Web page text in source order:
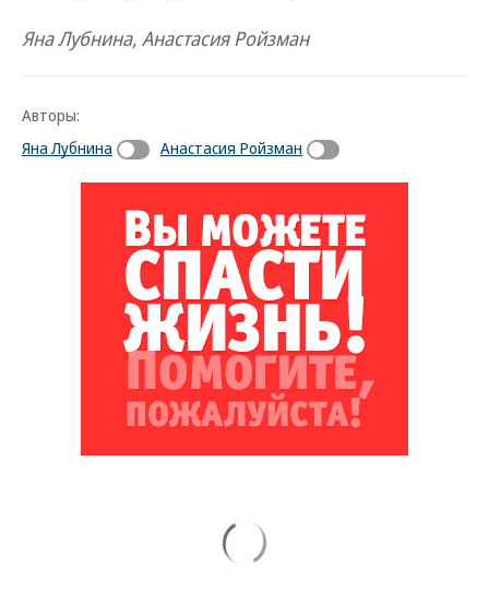
Яна Лубнина, Анастасия Ройзман
Авторы:
Яна Лубнина
Анастасия Ройзман